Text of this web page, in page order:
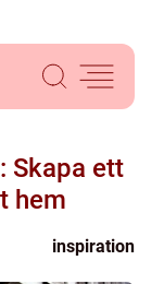
Skapa ett
hem
inspiration